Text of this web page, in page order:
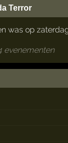
Terror
was op
evenementen